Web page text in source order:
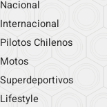
Nacional
Internacional
Pilotos Chilenos
Motos
Superdeportivos
Lifestyle